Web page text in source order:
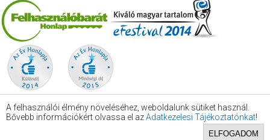
A felhasználói élmény növeléséhez, weboldalunk sütiket használ.
Bővebb információkért olvassa el azAdatkezelesi Tájékoztatónkat!
ELFOGADOM